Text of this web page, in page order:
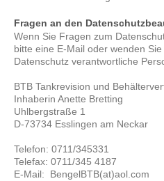
Fragen an den
Wenn Sie Fragen zum
bitte eine E-Mail oder wenden
Datenschutz verantwortliche
BTB Tankrevision und
Inhaberin Anette Bretting
Uhlbergstraße 1
D-73734 Esslingen am Neckar
Telefon: 0711/345331
Telefax: 0711/345 4187
E-Mail: BengelBTB(at)aol.com